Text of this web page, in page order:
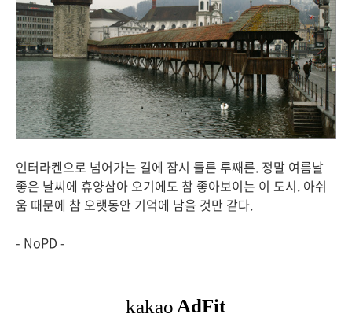
인터라켄으로 넘어가는 길에 잠시 들른 루째른. 정말 여름날
좋은 날씨에 휴양삼아 오기에도 참 좋아보이는 이 도시. 아쉬
움 때문에 참 오랫동안 기억에 남을 것만 같다.
- NoPD -